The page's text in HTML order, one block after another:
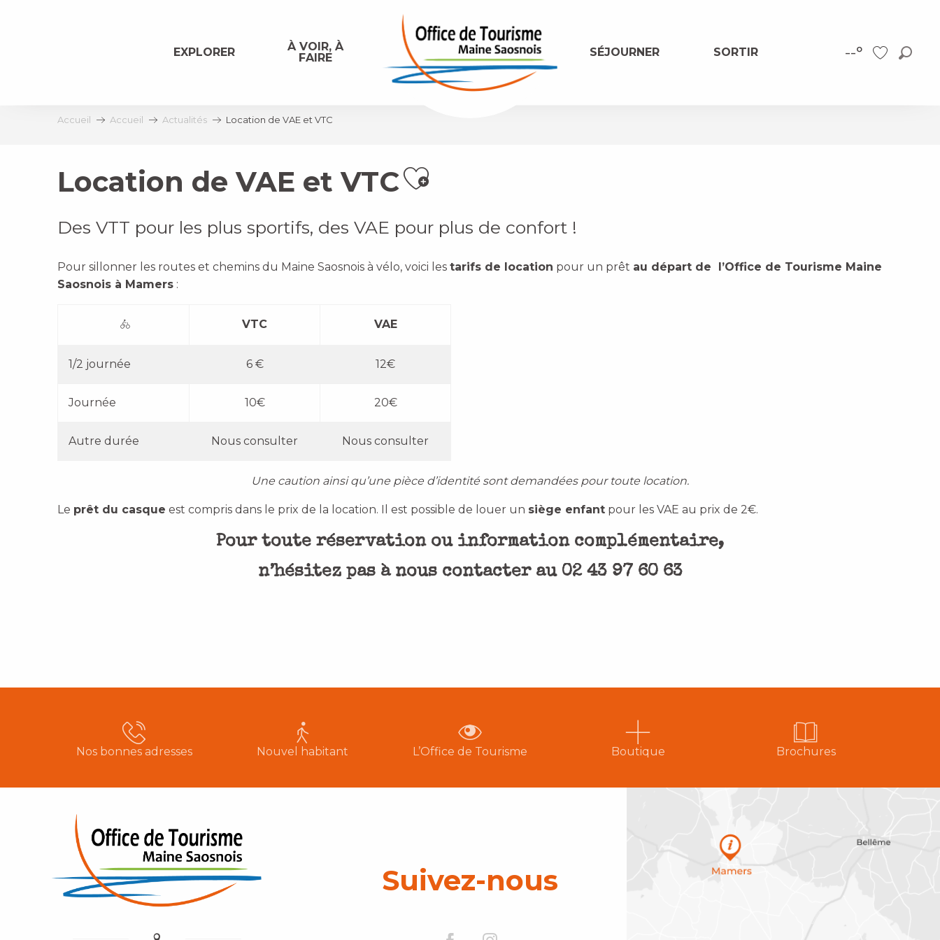
--°
EXPLORER
À VOIR, À
FAIRE
SÉJOURNER SORTIR
Accueil Accueil Actualités Location de VAE et VTC
Location de VAE et VTCAjouter aux favoris
Des VTT pour les plus sportifs, des VAE pour plus de confort !
Pour sillonner les routes et chemins du Maine Saosnois à vélo, voici les tarifs de location pour un prêt au départ de l’Office de Tourisme Maine
Saosnois à Mamers :
VTC VAE
1/2 journée 6 € 12€
Journée 10€ 20€
Autre durée Nous consulter Nous consulter
Une caution ainsi qu’une pièce d’identité sont demandées pour toute location.
Le prêt du casque est compris dans le prix de la location. Il est possible de louer un siège enfant pour les VAE au prix de 2€.
Pour toute réservation ou information complémentaire,
n’hésitez pas à nous contacter au 02 43 97 60 63
Nos bonnes adresses Nouvel habitant L’Office de Tourisme Boutique Brochures
Suivez-nous